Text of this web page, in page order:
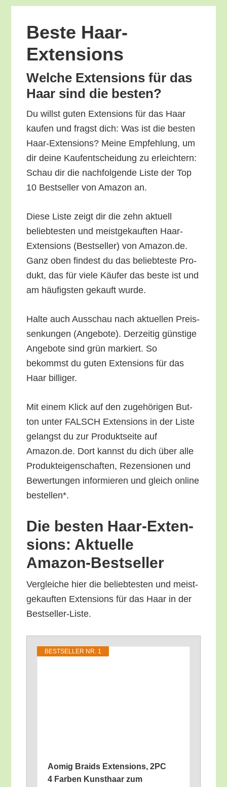
Bes­te Haar-
Extensions
Wel­che Exten­si­ons für das
Haar sind die besten?
Du willst guten Exten­si­ons für das Haar
kau­fen und fragst dich: Was ist die bes­ten
Haar-Exten­si­ons? Mei­ne Emp­feh­lung, um
dir dei­ne Kauf­ent­schei­dung zu erleich­tern:
Schau dir die nach­fol­gen­de Lis­te der Top
10 Best­sel­ler von Ama­zon an.
Die­se Lis­te zeigt dir die zehn aktu­ell
belieb­tes­ten und meist­ge­kauf­ten Haar-
Exten­si­ons (Best­sel­ler) von Amazon.de.
Ganz oben fin­dest du das belieb­tes­te Pro­
dukt, das für vie­le Käu­fer das bes­te ist und
am häu­figs­ten gekauft wurde.
Hal­te auch Aus­schau nach aktu­el­len Preis­
sen­kun­gen (Ange­bo­te). Der­zei­tig güns­ti­ge
Ange­bo­te sind grün mar­kiert. So
bekommst du guten Exten­si­ons für das
Haar billiger.
Mit einem Klick auf den zuge­hö­ri­gen But­
ton unter FALSCH Exten­si­ons in der Lis­te
gelangst du zur Pro­dukt­sei­te auf
Amazon.de. Dort kannst du dich über alle
Pro­duk­tei­gen­schaf­ten, Rezen­sio­nen und
Bewer­tun­gen infor­mie­ren und gleich online
bestellen*.
Die bes­ten Haar-Exten­
si­ons: Aktu­el­le
Amazon-Bestseller
Ver­glei­che hier die belieb­tes­ten und meist­
ge­kauf­ten Exten­si­ons für das Haar in der
Bestseller-Liste.
BEST­SEL­LER NR. 1
Aomig Braids Exten­si­ons, 2PC
4 Far­ben Kunst­haar zum